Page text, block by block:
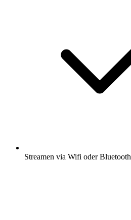
Streamen via Wifi oder Bluetooth